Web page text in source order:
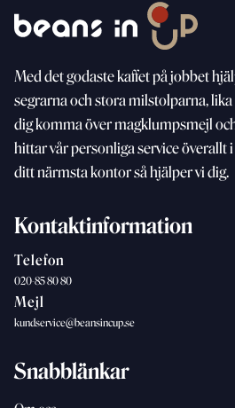
Meddet godaste kaffet på jobbet
segrarna och stora milstolparna,
dig komma över magklumpsmejl
hittar vår personliga service överallt
ditt närmsta kontor så hjälper vi dig.
Kontaktinformation
Telefon
020-85 80 80
Mejl
kundservice@beansincup.se
Snabblänkar